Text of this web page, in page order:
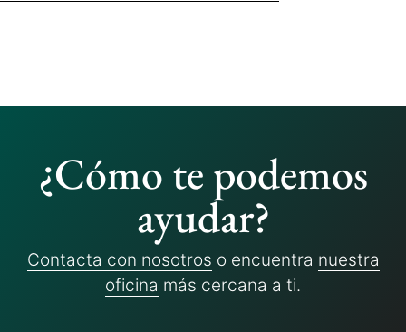
¿Cómo te podemos
ayudar?
Contacta con nosotros o encuentra nuestra
oficina más cercana a ti.